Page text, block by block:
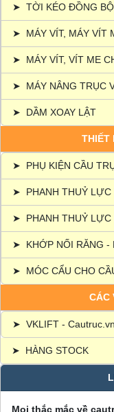
➤ TỜI KÉO ĐỒNG BỘ
➤ MÁY VÍT, MÁY VÍT
➤ MÁY VÍT, VÍT ME
➤ MÁY NÂNG TRỤC
➤ DẦM XOAY LẬT
THIẾT
➤ PHỤ KIỆN CẦU
➤ PHANH THUỶ
➤ PHANH THUỶ LỰC
➤ KHỚP NỐI RĂNG -
➤ MÓC CẨU CHO
CÁC
➤ VKLIFT - Cautruc.vn
➤ HÀNG STOCK
Mọi thắc mắc về